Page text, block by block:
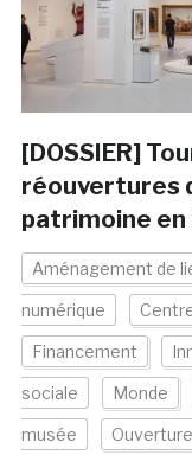
[DOSSIER]
réouvertures
patrimoine
Aménagement de
numérique
Financement
sociale Monde
musée